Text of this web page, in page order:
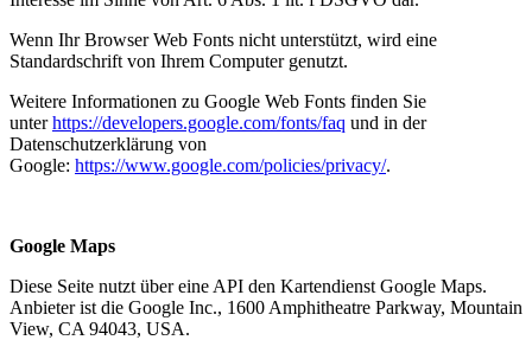
Wenn Ihr Browser Web Fonts nicht unterstützt, wird eine
Standardschrift von Ihrem Computer genutzt.
Weitere Informationen zu Google Web Fonts finden Sie
unterhttps://developers.google.com/fonts/faq und in der
Datenschutzerklärung von
Google: https://www.google.com/policies/privacy/.
Google Maps
Diese Seite nutzt über eine API den Kartendienst Google Maps.
Anbieter ist die Google Inc., 1600 Amphitheatre Parkway, Mountain
View, CA 94043, USA.